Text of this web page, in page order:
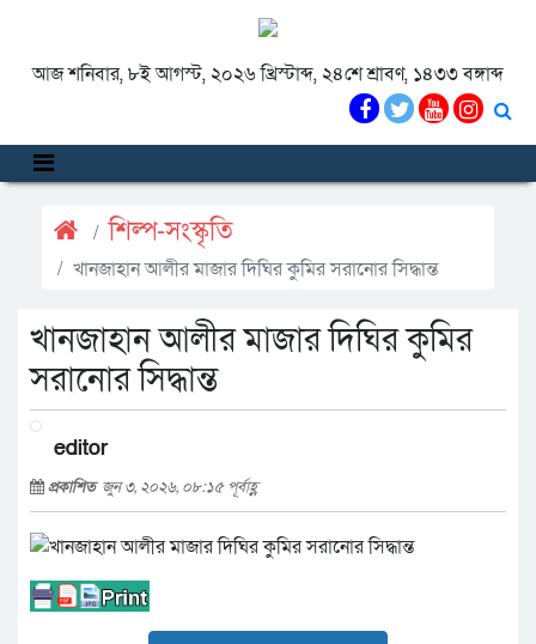
আজ শনিবার, ৮ই আগস্ট, ২০২৬ খ্রিস্টাব্দ, ২৪শে শ্রাবণ, ১৪৩৩ বঙ্গাব্দ
শিল্প-সংস্কৃতি
খানজাহান আলীর মাজার দিঘির কুমির সরানোর সিদ্ধান্ত
খানজাহান আলীর মাজার দিঘির কুমির
সরানোর সিদ্ধান্ত
editor
প্রকাশিত জুন ৩, ২০২৬, ০৮:১৫ পূর্বাহ্ণ